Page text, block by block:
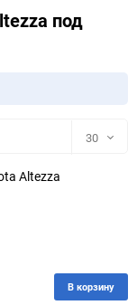
под
30
150
Altezza
В корзину